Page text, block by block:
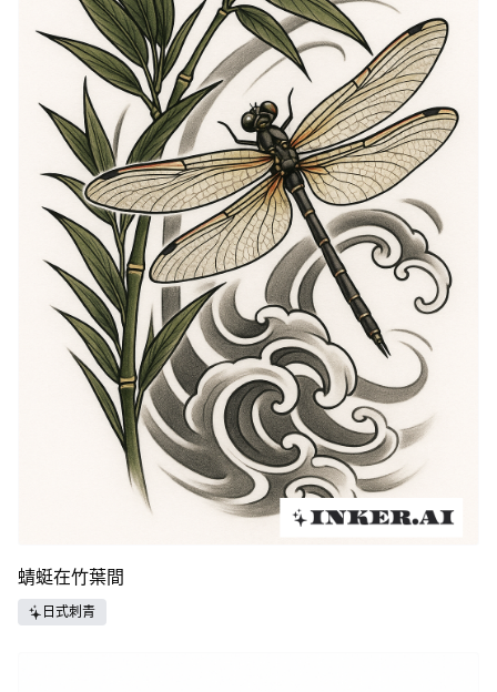
蜻蜓在竹葉間
日式刺青